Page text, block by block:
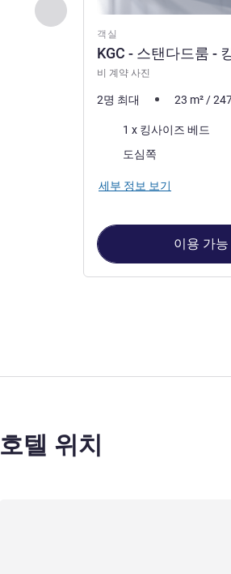
이전 - 객실
객실
KGC - 스탠다드룸 -
비 계약 사진
2명 최대 23 m² /
1 x 킹사이즈 베드
도심쪽
세부 정보 보기
이용 가
호텔 위치